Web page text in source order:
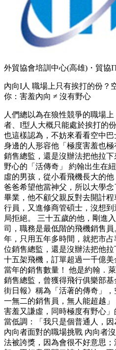
外貿協會培訓中心(高雄)・貿協
內向I人 職場上只有挨打的份？
你：害羞內向 ≠ 沒有野心
人們總以為在狼性競爭的職場
者、I型人大概只能處於挨打的
也這樣認為，不妨來看看空中巴
身邊的人形容他「極度害羞也
銷售總監，還是沒辦法把他拉
野心的「活傳奇」 約翰出生在
虛的男孩，從小看飛機長大的
爸爸希望他當神父，所以大學
畢業，他不顧父親反對去開計
行員，又進修商管碩士，沒想
局拒絕。 三十五歲的他，剛進
司，職務是最低階的飛機銷售
年，只用五年多時間，就把市
位銷售總監，還是沒辦法把他
十五架飛機，訂單超過一千億
當年的銷售數量！ 他是約翰．
銷售總監，曾獲得飛行俱樂部
街日報》稱為「活著的傳奇」
一無二的銷售員，無人能超越
害羞又謙虛，同時極度有野心
當低調：「我只是個普通人，因
內向者面對的職場挑戰 內向者
法被誇獎，因為會很不好意思